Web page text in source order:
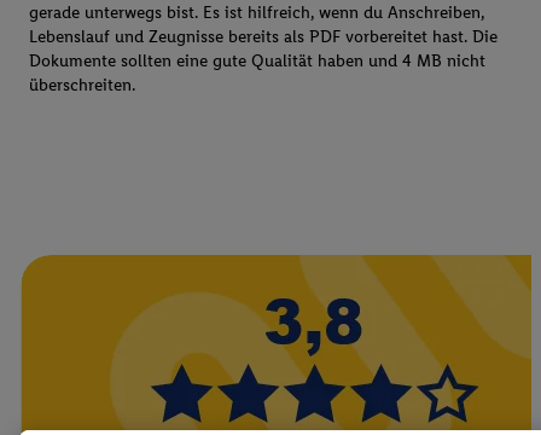
gerade unterwegs bist. Es ist hilfreich, wenn du Anschreiben,
Lebenslauf und Zeugnisse bereits als PDF vorbereitet hast. Die
Dokumente sollten eine gute Qualität haben und 4 MB nicht
überschreiten.